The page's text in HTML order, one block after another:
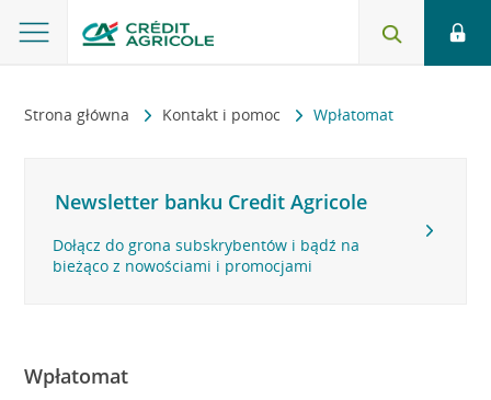
Strona główna Kontakt i pomoc Wpłatomat
Newsletter banku Credit Agricole
Dołącz do grona subskrybentów i bądź na
bieżąco z nowościami i promocjami
Wpłatomat